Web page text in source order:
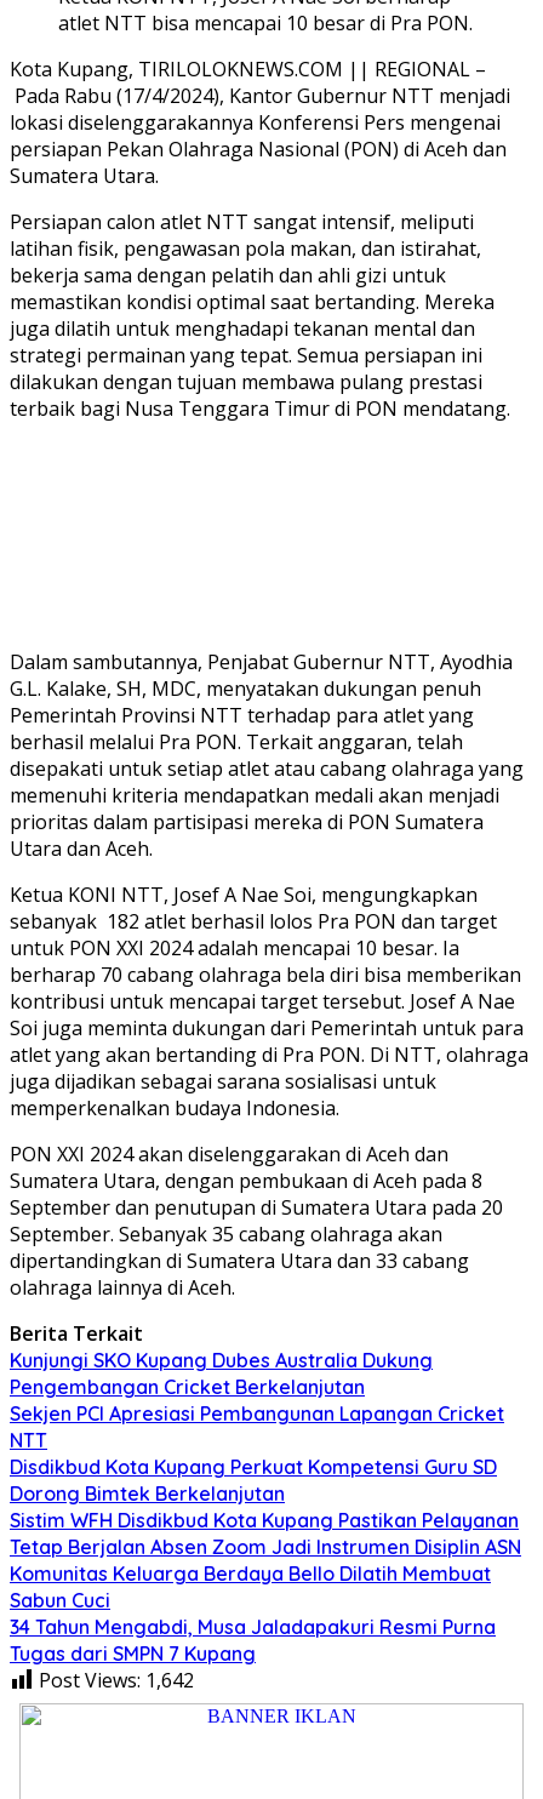
atlet NTT bisa mencapai 10 besar di Pra PON.
Kota Kupang, TIRILOLOKNEWS.COM || REGIONAL –
Pada Rabu (17/4/2024), Kantor Gubernur NTT menjadi
lokasi diselenggarakannya Konferensi Pers mengenai
persiapan Pekan Olahraga Nasional (PON) di Aceh dan
Sumatera Utara.
Persiapan calon atlet NTT sangat intensif, meliputi
latihan fisik, pengawasan pola makan, dan istirahat,
bekerja sama dengan pelatih dan ahli gizi untuk
memastikan kondisi optimal saat bertanding. Mereka
juga dilatih untuk menghadapi tekanan mental dan
strategi permainan yang tepat. Semua persiapan ini
dilakukan dengan tujuan membawa pulang prestasi
terbaik bagi Nusa Tenggara Timur di PON mendatang.
Dalam sambutannya, Penjabat Gubernur NTT, Ayodhia
G.L. Kalake, SH, MDC, menyatakan dukungan penuh
Pemerintah Provinsi NTT terhadap para atlet yang
berhasil melalui Pra PON. Terkait anggaran, telah
disepakati untuk setiap atlet atau cabang olahraga yang
memenuhi kriteria mendapatkan medali akan menjadi
prioritas dalam partisipasi mereka di PON Sumatera
Utara dan Aceh.
Ketua KONI NTT, Josef A Nae Soi, mengungkapkan
sebanyak 182 atlet berhasil lolos Pra PON dan target
untuk PON XXI 2024 adalah mencapai 10 besar. Ia
berharap 70 cabang olahraga bela diri bisa memberikan
kontribusi untuk mencapai target tersebut. Josef A Nae
Soi juga meminta dukungan dari Pemerintah untuk para
atlet yang akan bertanding di Pra PON. Di NTT, olahraga
juga dijadikan sebagai sarana sosialisasi untuk
memperkenalkan budaya Indonesia.
PON XXI 2024 akan diselenggarakan di Aceh dan
Sumatera Utara, dengan pembukaan di Aceh pada 8
September dan penutupan di Sumatera Utara pada 20
September. Sebanyak 35 cabang olahraga akan
dipertandingkan di Sumatera Utara dan 33 cabang
olahraga lainnya di Aceh.
Berita Terkait
Kunjungi SKO Kupang Dubes Australia Dukung
Pengembangan Cricket Berkelanjutan
Sekjen PCI Apresiasi Pembangunan Lapangan Cricket
NTT
Disdikbud Kota Kupang Perkuat Kompetensi Guru SD
Dorong Bimtek Berkelanjutan
Sistim WFH Disdikbud Kota Kupang Pastikan Pelayanan
Tetap Berjalan Absen Zoom Jadi Instrumen Disiplin ASN
Komunitas Keluarga Berdaya Bello Dilatih Membuat
Sabun Cuci
34 Tahun Mengabdi, Musa Jaladapakuri Resmi Purna
Tugas dari SMPN 7 Kupang
Post Views: 1,642